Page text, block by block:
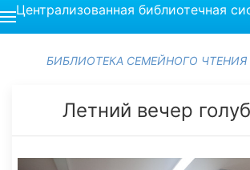
Централизованная библиотечная
БИБЛИОТЕКА СЕМЕЙНОГО ЧТЕНИЯ
Летний вечер